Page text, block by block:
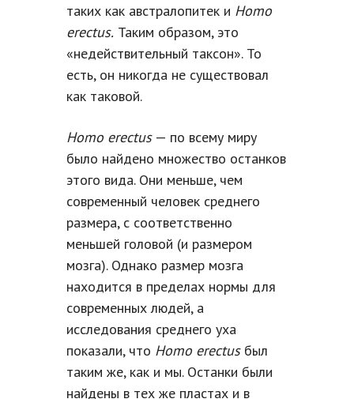
таких как австралопитек и Homo
erectus. Таким образом, это
«недействительный таксон». То
есть, он никогда не существовал
как таковой.
Homo erectus— по всему миру
было найдено множество останков
этого вида. Они меньше, чем
современный человек среднего
размера, с соответственно
меньшей головой (и размером
мозга). Однако размер мозга
находится в пределах нормы для
современных людей, а
исследования среднего уха
показали, что Homo erectusбыл
таким же, как и мы. Останки были
найдены в тех же пластах и в